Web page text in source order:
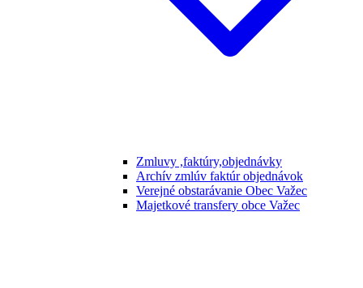
Zmluvy ,faktúry,objednávky
Archív zmlúv faktúr objednávok
Verejné obstarávanie Obec Važec
Majetkové transfery obce Važec